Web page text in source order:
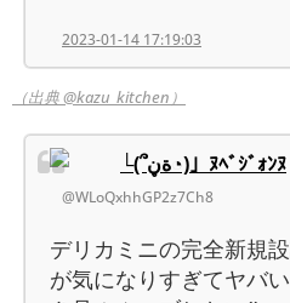
2023-01-14 17:19:03
（出典 @kazu_kitchen）
└(՞ةڼ◔)」ﾇﾍﾞｼﾞｫﾝﾇ
@WLoQxhhGP2z7Ch8
デリカミニの完全新規
が気になりすぎてヤバ